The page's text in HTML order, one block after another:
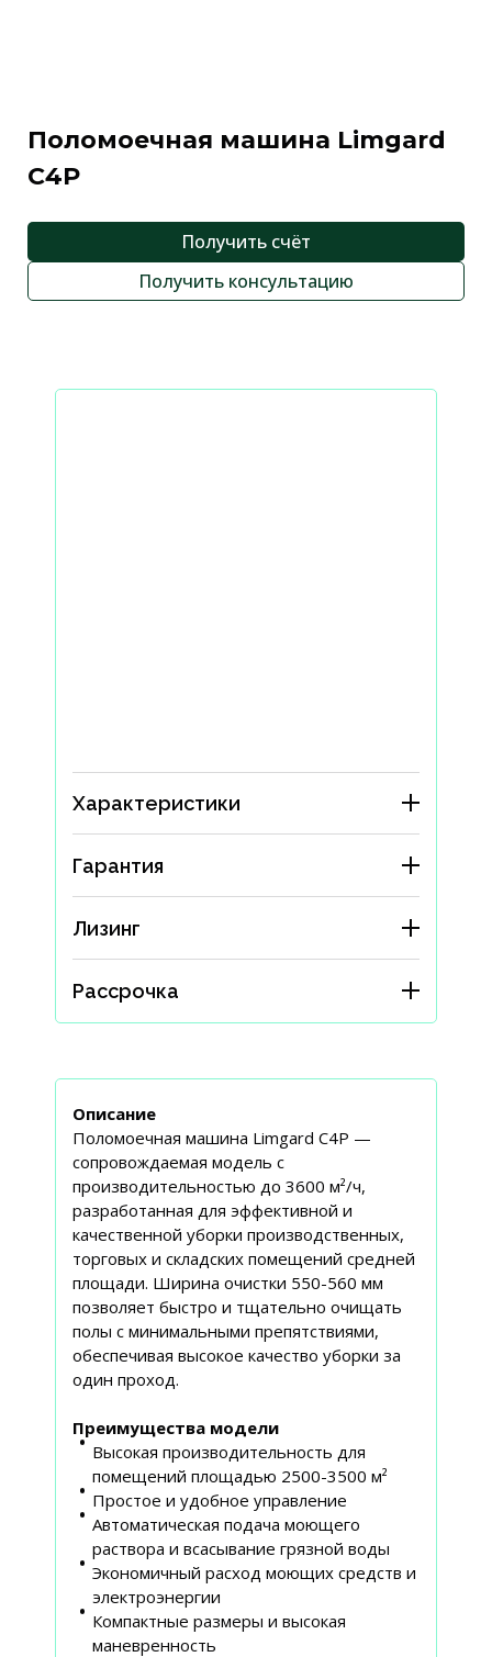
Поломоечная машина Limgard
C4P
Получить счёт
Получить консультацию
Характеристики
Гарантия
Лизинг
Рассрочка
Описание
Поломоечная машина Limgard C4P —
сопровождаемая модель с
производительностью до 3600 м²/ч,
разработанная для эффективной и
качественной уборки производственных,
торговых и складских помещений средней
площади. Ширина очистки 550-560 мм
позволяет быстро и тщательно очищать
полы с минимальными препятствиями,
обеспечивая высокое качество уборки за
один проход.
Преимущества модели
Высокая производительность для
помещений площадью 2500-3500 м²
Простое и удобное управление
Автоматическая подача моющего
раствора и всасывание грязной воды
Экономичный расход моющих средств и
электроэнергии
Компактные размеры и высокая
маневренность